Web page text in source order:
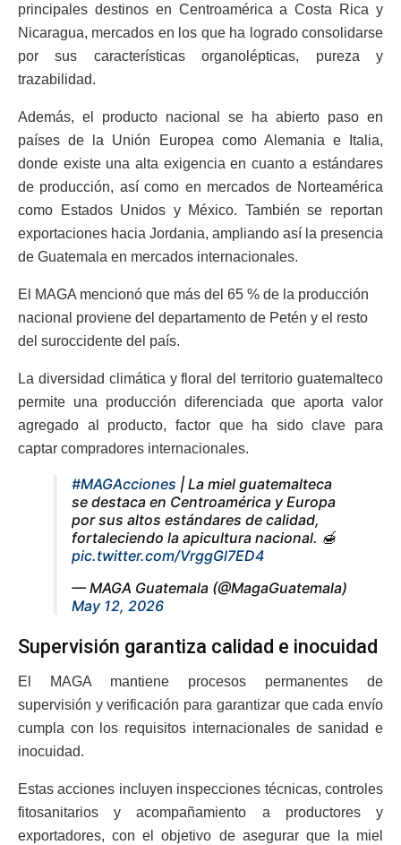
principales destinos en Centroamérica a Costa Rica y
Nicaragua, mercados en los que ha logrado consolidarse
por sus características organolépticas, pureza y
trazabilidad.
Además, el producto nacional se ha abierto paso en
países de la Unión Europea como Alemania e Italia,
donde existe una alta exigencia en cuanto a estándares
de producción, así como en mercados de Norteamérica
como Estados Unidos y México. También se reportan
exportaciones hacia Jordania, ampliando así la presencia
de Guatemala en mercados internacionales.
El MAGA mencionó que más del 65 % de la producción
nacional proviene del departamento de Petén y el resto
del suroccidente del país.
La diversidad climática y floral del territorio guatemalteco
permite una producción diferenciada que aporta valor
agregado al producto, factor que ha sido clave para
captar compradores internacionales.
#MAGAcciones | La miel guatemalteca
se destaca en Centroamérica y Europa
por sus altos estándares de calidad,
fortaleciendo la apicultura nacional. 🍯
pic.twitter.com/VrggGl7ED4
— MAGA Guatemala (@MagaGuatemala)
May 12, 2026
Supervisión garantiza calidad e inocuidad
El MAGA mantiene procesos permanentes de
supervisión y verificación para garantizar que cada envío
cumpla con los requisitos internacionales de sanidad e
inocuidad.
Estas acciones incluyen inspecciones técnicas, controles
fitosanitarios y acompañamiento a productores y
exportadores, con el objetivo de asegurar que la miel